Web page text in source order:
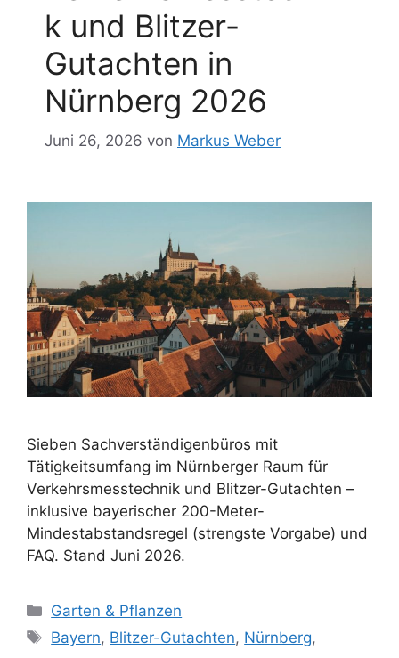
k und Blitzer-
Gutachten in
Nürnberg 2026
Juni 26, 2026 von Markus Weber
Sieben Sachverständigenbüros mit
Tätigkeitsumfang im Nürnberger Raum für
Verkehrsmesstechnik und Blitzer-Gutachten –
inklusive bayerischer 200-Meter-
Mindestabstandsregel (strengste Vorgabe) und
FAQ. Stand Juni 2026.
Kategorien
Garten & Pflanzen
Schlagwörter
Bayern, Blitzer-Gutachten, Nürnberg,